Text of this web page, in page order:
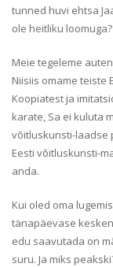
tunned huvi ehtsa
ole heitliku
Meie tegeleme
Niisiis omame teiste
Koopiatest ja
karate, Sa ei kuluta
võitluskunsti-laadse
Eesti võitluskunsti-
anda.
Kui oled oma
tänapäevase
edu saavutada on
suru. Ja miks